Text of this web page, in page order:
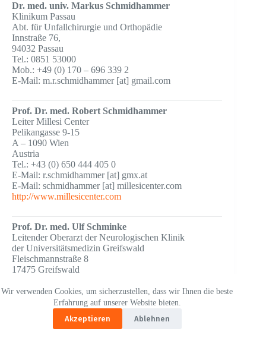
Wir verwenden Cookies, um sicherzustellen, dass wir Ihnen die beste
Erfahrung auf unserer Website bieten.
Akzeptieren
Ablehnen
Dr. med. univ. Markus Schmidhammer
Klinikum Passau
Abt. für Unfallchirurgie und Orthopädie
Innstraße 76,
94032 Passau
Tel.: 0851 53000
Mob.: +49 (0) 170 – 696 339 2
E-Mail: m.r.schmidhammer [at] gmail.com
Prof. Dr. med. Robert Schmidhammer
Leiter Millesi Center
Pelikangasse 9-15
A – 1090 Wien
Austria
Tel.: +43 (0) 650 444 405 0
E-Mail: r.schmidhammer [at] gmx.at
E-Mail: schmidhammer [at] millesicenter.com
http://www.millesicenter.com
Prof. Dr. med. Ulf Schminke
Leitender Oberarzt der Neurologischen Klinik
der Universitätsmedizin Greifswald
Fleischmannstraße 8
17475 Greifswald
Fax.: +49 (0) 3834 – 866 875
E-Mail: Ulf.Schminke [at] med.uni-greifswald.de
PD Dr. med. Christoph Scholz